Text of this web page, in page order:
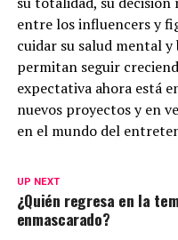
entre los influencers y
cuidar su salud mental y
permitan seguir
expectativa ahora está
nuevos proyectos y en
en el mundo del
UP NEXT
¿Quién regresa en la
enmascarado?